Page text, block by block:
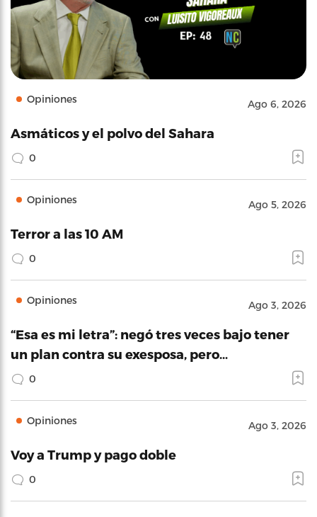
Opiniones Ago 6, 2026
Asmáticos y el polvo del Sahara
0
Opiniones Ago 5, 2026
Terror a las 10 AM
0
Opiniones Ago 3, 2026
“Esa es mi letra”: negó tres veces bajo tener
un plan contra su exesposa, pero…
0
Opiniones Ago 3, 2026
Voy a Trump y pago doble
0